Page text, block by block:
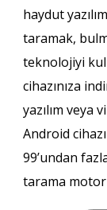
haydut
taramak,
teknolojiyi
cihazınıza
yazılım veya
Android
99’undan
tarama